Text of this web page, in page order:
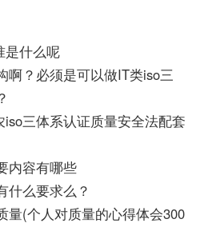
是什么呢
啊？必须是可以做IT类iso三
三体系认证质量安全法配套
内容有哪些
什么要求么？
量(个人对质量的心得体会300